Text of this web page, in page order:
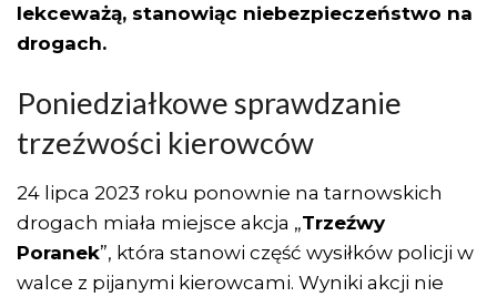
lekceważą, stanowiąc niebezpieczeństwo na
drogach.
Poniedziałkowe sprawdzanie
trzeźwości kierowców
24 lipca 2023 roku ponownie na tarnowskich
drogach miała miejsce akcja „Trzeźwy
Poranek”, która stanowi część wysiłków policji w
walce z pijanymi kierowcami. Wyniki akcji nie